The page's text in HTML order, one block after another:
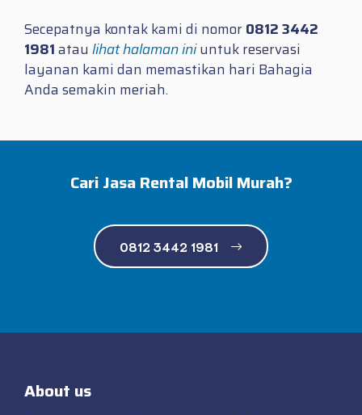
Secepatnya kontak kami di nomor0812 3442
1981atau lihat halaman iniuntuk reservasi
layanan kami dan memastikan hari Bahagia
Anda semakin meriah.
Cari Jasa Rental Mobil Murah?
0812 3442 1981
About us